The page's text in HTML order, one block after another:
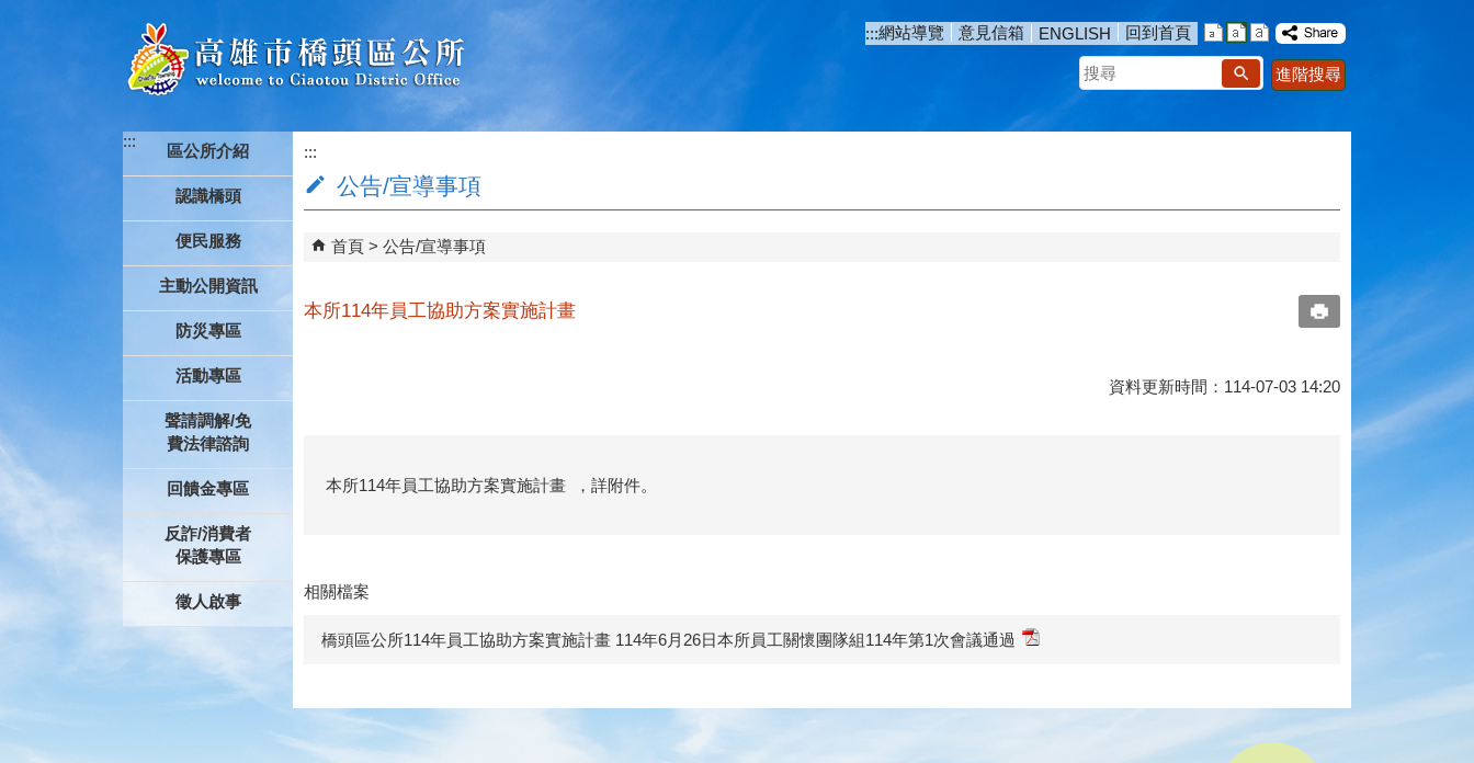
:::網站導覽 意見信箱 ENGLISH
回到首頁
搜
尋
進階搜尋
:::
區公所介紹
認識橋頭
便民服務
主動公開資訊
防災專區
活動專區
聲請調解/免
費法律諮詢
回饋金專區
反詐/消費者
保護專區
徵人啟事
:::
公告/宣導事項
首頁 公告/宣導事項
本所114年員工協助方案實施計畫
資料更新時間：114-07-03 14:20
本所114年員工協助方案實施計畫 ，詳附件。
相關檔案
橋頭區公所114年員工協助方案實施計畫 114年6月26日本所員工關懷團隊組114年第1次會議通過